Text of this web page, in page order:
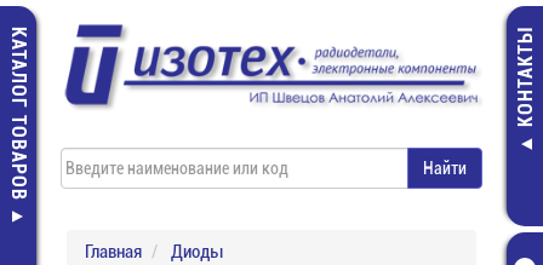
КАТАЛОГ ТОВАРОВ КОНТАКТЫ
Главная
Диоды